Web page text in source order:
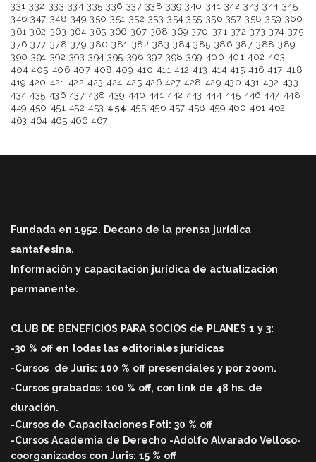
331 332 333 334 335 336 337 338 339 340 341 342 343 344 345
346 347 348 349 350 351 352 353 354 355 356 357 358 359 360
361 362 363 364 365 366 367 368 369 370 371 372 373 374 375
376 377 378 379 380 381 382 383 384 385 386 387 388 389
390 391 392 393 394 395 396 397 398 399 400 401 402 403
404 405 406 407 408 409 410 411 412 413 414 415 416 417 418
419 420 421 422 423 424 425 426 427 428 429 430 431 432 433
434 435 436 437 438 439 440 441 442 443 444 445 446 447 448
449 450 451 452 453 454 455 456 457 458 459 460 461 462
463 464 465 466 467
Fundada en 1952. Decano de la prensa jurídica
santafesina.
Información y capacitación jurídica de actualización
permanente.
CLUB DE BENEFICIOS PARA SOCIOS de PLANES 1 y 3:
-30 % off en todas las editoriales jurídicas
-Cursos de Juris: 100 % off presenciales y por zoom.
-Cursos grabados: 100 % off, con link de 48 hs. de
duración.
-Cursos de Capacitaciones Foti: 30 % off
-Cursos Academia de Derecho -Adolfo Alvarado Velloso-
coorganizados con Juris: 15 % off